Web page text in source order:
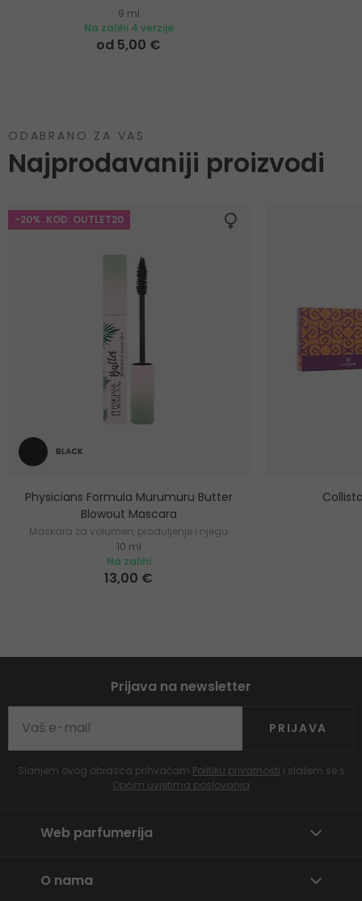
9 ml
Na zalihi 4 verzije
od 5,00 €
ODABRANO ZA VAS
Najprodavaniji proizvodi
-20%. KOD: OUTLET20
BLACK
Physicians Formula Murumuru Butter
Blowout Mascara
Maskara za volumen, produljenje i njegu
trepavica
10 ml
Na zalihi
13,00 €
Prijava na newsletter
PRIJAVA
Slanjem ovog obrasca prihvaćam Politiku privatnosti i slažem se s
Općim uvjetima poslovanja
Web parfumerija
O nama